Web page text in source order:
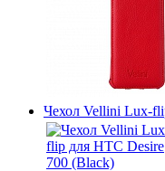
Чехол Vellini Lux-